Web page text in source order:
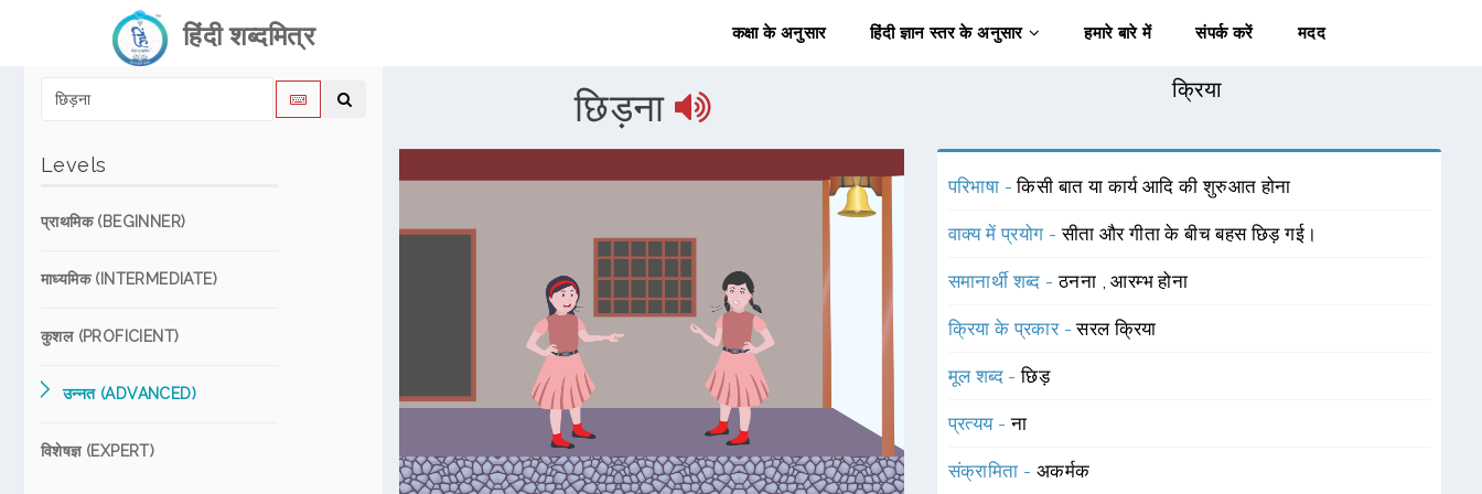
हिंदी शब्दमित्र कक्षा के अनुसार हिंदी ज्ञान स्तर के अनुसार हमारे बारे में संपर्क करें मदद
Levels
प्राथमिक (BEGINNER)
माध्यमिक (INTERMEDIATE)
कुशल (PROFICIENT)
उन्नत (ADVANCED)
विशेषज्ञ (EXPERT)
छिड़ना क्रिया
परिभाषा -किसी बात या कार्य आदि की शुरुआत होना
वाक्य में प्रयोग -सीता और गीता के बीच बहस छिड़ गई।
समानार्थी शब्द -ठनना ,आरम्भ होना
क्रिया के प्रकार -सरल क्रिया
मूल शब्द -छिड़
प्रत्यय -ना
संक्रामिता - अकर्मक